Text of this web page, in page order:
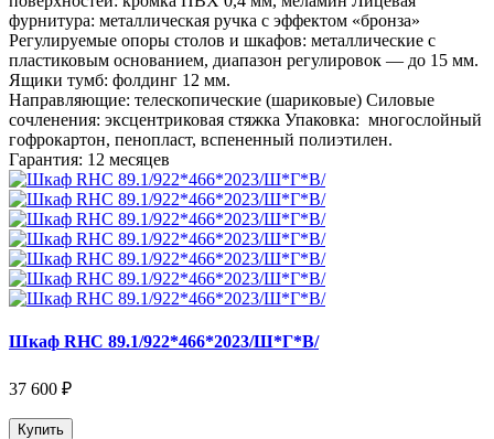
фурнитура: металлическая ручка с эффектом «бронза»
Регулируемые опоры столов и шкафов: металлические с
пластиковым основанием, диапазон регулировок — до 15 мм.
Ящики тумб: фолдинг 12 мм.
Направляющие: телескопические (шариковые) Силовые
сочленения: эксцентриковая стяжка Упаковка: многослойный
гофрокартон, пенопласт, вспененный полиэтилен.
Гарантия: 12 месяцев
Шкаф RHC 89.1/922*466*2023/Ш*Г*В/
37 600 ₽
Купить